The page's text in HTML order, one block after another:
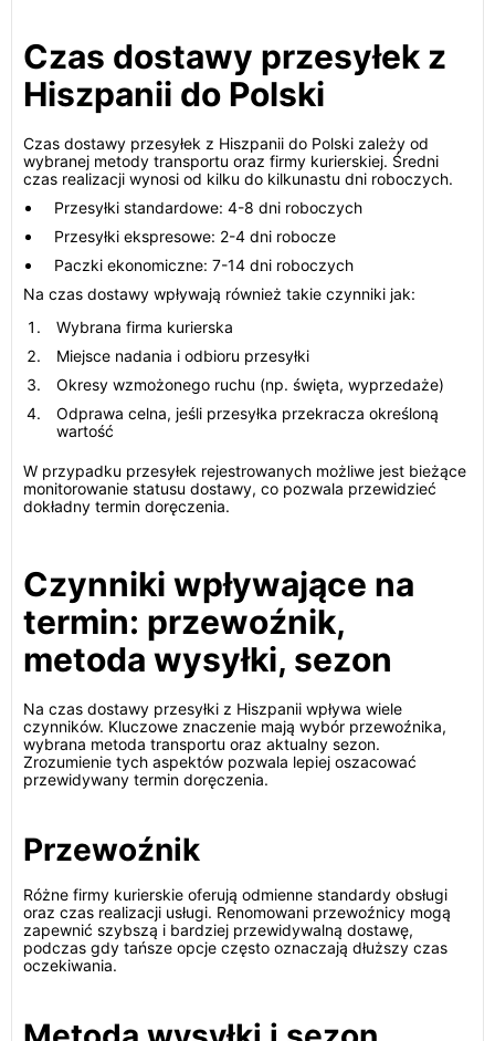
Czas dostawy przesyłek z
Hiszpanii do Polski
Czas dostawy przesyłek z Hiszpanii do Polski zależy od
wybranej metody transportu oraz firmy kurierskiej. Średni
czas realizacji wynosi od kilku do kilkunastu dni roboczych.
Przesyłki standardowe: 4-8 dni roboczych
Przesyłki ekspresowe: 2-4 dni robocze
Paczki ekonomiczne: 7-14 dni roboczych
Na czas dostawy wpływają również takie czynniki jak:
Wybrana firma kurierska
Miejsce nadania i odbioru przesyłki
Okresy wzmożonego ruchu (np. święta, wyprzedaże)
Odprawa celna, jeśli przesyłka przekracza określoną
wartość
W przypadku przesyłek rejestrowanych możliwe jest bieżące
monitorowanie statusu dostawy, co pozwala przewidzieć
dokładny termin doręczenia.
Czynniki wpływające na
termin: przewoźnik,
metoda wysyłki, sezon
Na czas dostawy przesyłki z Hiszpanii wpływa wiele
czynników. Kluczowe znaczenie mają wybór przewoźnika,
wybrana metoda transportu oraz aktualny sezon.
Zrozumienie tych aspektów pozwala lepiej oszacować
przewidywany termin doręczenia.
Przewoźnik
Różne firmy kurierskie oferują odmienne standardy obsługi
oraz czas realizacji usługi. Renomowani przewoźnicy mogą
zapewnić szybszą i bardziej przewidywalną dostawę,
podczas gdy tańsze opcje często oznaczają dłuższy czas
oczekiwania.